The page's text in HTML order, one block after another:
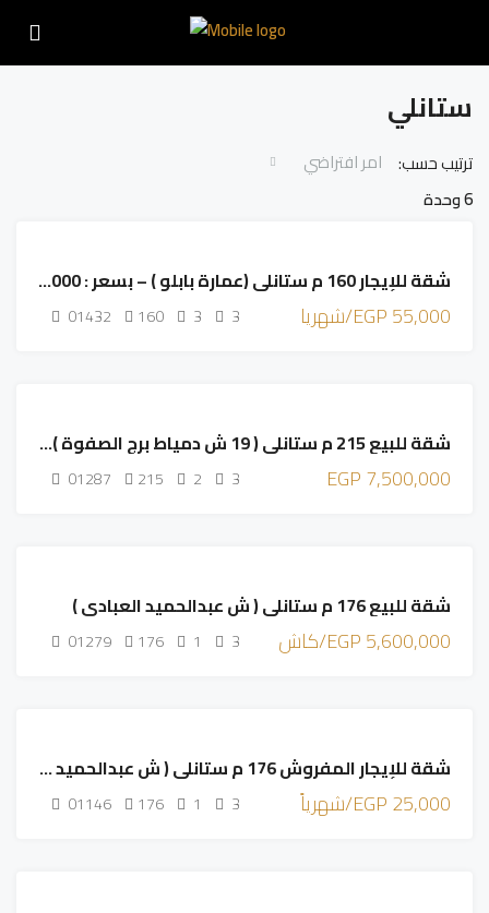
ستانلي
6 وحدة
ترتيب حسب: امر افتراضي
مميز
شقة للإيجار 160 م ستانلي (عمارة بابلو ) – بسعر : 60,000 ج
55,000 EGP/شهريا 3
3
160
01432
مميز
شقة للبيع 215 م ستانلي ( 19 ش دمياط برج الصفوة ) – بسعر : 7,
7,500,000 EGP
3
2
215
01287
مميز
شقة للبيع 176 م ستانلي ( ش عبدالحميد العبادي )
5,600,000 EGP/كاش 3
1
176
01279
مميز
شقة للإيجار المفروش 176 م ستانلي ( ش عبدالحميد العبادي )
25,000 EGP/شهرياً 3
1
176
01146